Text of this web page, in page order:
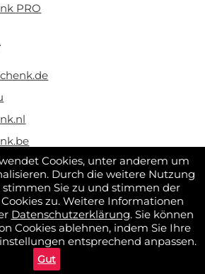
Cookies, unter anderem um
Durch die weitere Nutzung
stimmen Sie zu und stimmen der
zu. Weitere Informationen
Datenschutzerklärung. Sie können
Cookies ablehnen, indem Sie Ihre
entsprechend anpassen.
Gut
PRO
bezahlen